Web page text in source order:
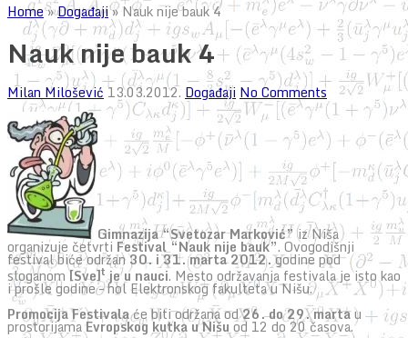
Home»Događaji»Nauk nije bauk 4
Nauk nije bauk 4
Milan Milošević 13.03.2012. Događaji No Comments
Gimnazija “Svetozar Marković” iz Niša
organizuje četvrti Festival “Nauk nije bauk”. Ovogodišnji
festival biće održan 30. i 31. marta 2012.godine pod
sloganom[Sve]tje u nauci. Mesto održavanja festivala je isto kao
i prošle godine – hol Elektronskog fakulteta u Nišu.
Promocija Festivalaće biti održana od26. do 29. martau
prostorijama Evropskog kutka u Nišu od 12 do 20 časova.